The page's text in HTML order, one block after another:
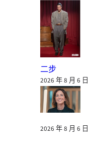
二步
2026 年 8 月 6 日
2026 年 8 月 6 日